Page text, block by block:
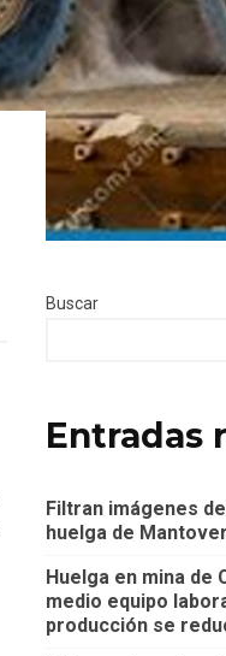
Buscar
Entradas
Filtran imágenes
huelga de
Huelga en mina de
medio equipo
producción se